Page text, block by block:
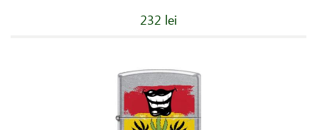
232 lei